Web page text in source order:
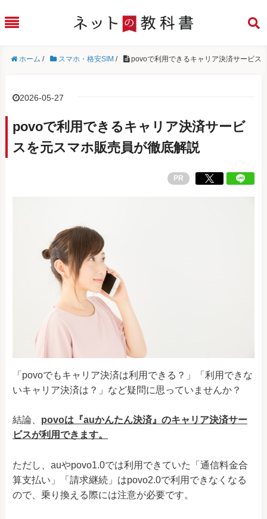
ホーム / スマホ・格安SIM / povoで利用できるキャリア決済サービス
2026-05-27
povoで利用できるキャリア決済サービ
スを元スマホ販売員が徹底解説
PR
「povoでもキャリア決済は利用できる？」「利用できな
いキャリア決済は？」など疑問に思っていませんか？
結論、 povoは『auかんたん決済』のキャリア決済サー
ビスが利用できます。
ただし、auやpovo1.0では利用できていた「通信料金合
算支払い」「請求継続」はpovo2.0で利用できなくなる
ので、乗り換える際には注意が必要です。